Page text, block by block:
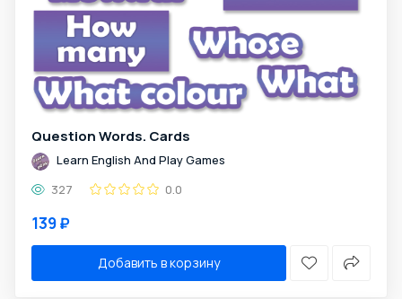
Question Words. Cards
Learn English And Play Games
327
0.0
139 ₽
Добавить в корзину